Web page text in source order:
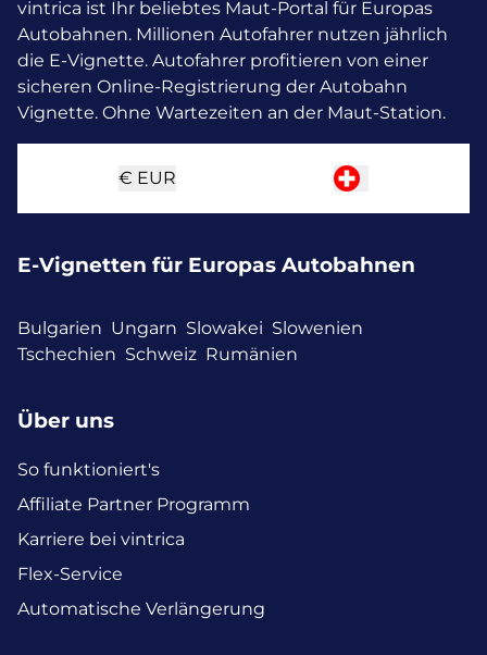
vintrica ist Ihr beliebtes Maut-Portal für Europas
Autobahnen. Millionen Autofahrer nutzen jährlich
die E-Vignette. Autofahrer profitieren von einer
sicheren Online-Registrierung der Autobahn
Vignette. Ohne Wartezeiten an der Maut-Station.
€ EUR
E-Vignetten für Europas Autobahnen
Bulgarien Ungarn Slowakei Slowenien
Tschechien Schweiz Rumänien
Über uns
So funktioniert's
Affiliate Partner Programm
Karriere bei vintrica
Flex-Service
Automatische Verlängerung